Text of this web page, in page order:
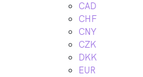
CAD
CHF
CNY
CZK
DKK
EUR